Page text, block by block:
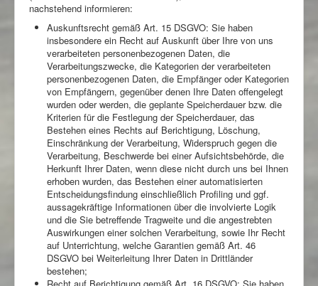
nachstehend informieren:
Auskunftsrecht gemäß Art. 15 DSGVO: Sie haben
insbesondere ein Recht auf Auskunft über Ihre von uns
verarbeiteten personenbezogenen Daten, die
Verarbeitungszwecke, die Kategorien der verarbeiteten
personenbezogenen Daten, die Empfänger oder Kategorien
von Empfängern, gegenüber denen Ihre Daten offengelegt
wurden oder werden, die geplante Speicherdauer bzw. die
Kriterien für die Festlegung der Speicherdauer, das
Bestehen eines Rechts auf Berichtigung, Löschung,
Einschränkung der Verarbeitung, Widerspruch gegen die
Verarbeitung, Beschwerde bei einer Aufsichtsbehörde, die
Herkunft Ihrer Daten, wenn diese nicht durch uns bei Ihnen
erhoben wurden, das Bestehen einer automatisierten
Entscheidungsfindung einschließlich Profiling und ggf.
aussagekräftige Informationen über die involvierte Logik
und die Sie betreffende Tragweite und die angestrebten
Auswirkungen einer solchen Verarbeitung, sowie Ihr Recht
auf Unterrichtung, welche Garantien gemäß Art. 46
DSGVO bei Weiterleitung Ihrer Daten in Drittländer
bestehen;